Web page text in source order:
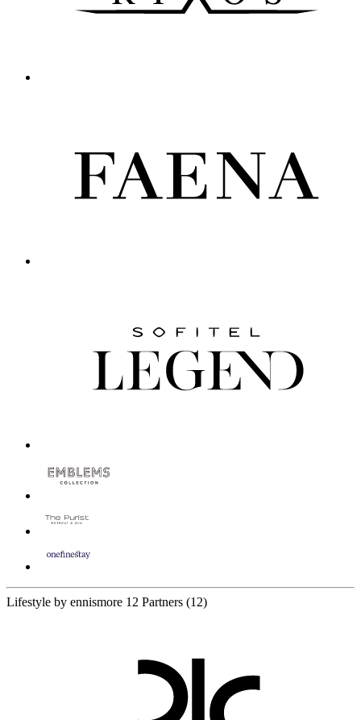
Lifestyle by ennismore 12 Partners (12)